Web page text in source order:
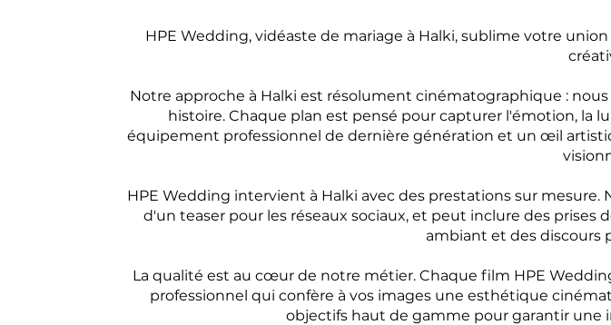
HPE Wedding, vidéaste de mariage à Halki, sublime votre
Notre approche à Halki est résolument cinématographique :
histoire. Chaque plan est pensé pour capturer l'émotion, la
équipement professionnel de dernière génération et un œil
HPE Wedding intervient à Halki avec des prestations sur
d'un teaser pour les réseaux sociaux, et peut inclure des
ambiant et des discours
La qualité est au cœur de notre métier. Chaque film HPE
professionnel qui confère à vos images une esthétique
objectifs haut de gamme pour garantir une